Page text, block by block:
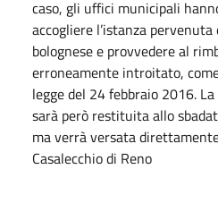
caso, gli uffici municipali
accogliere l’istanza
bolognese e provvedere al
erroneamente introitato,
legge del 24 febbraio 2016.
sarà però restituita allo
ma verrà versata
Casalecchio di Reno